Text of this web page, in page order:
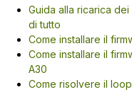
articoliGuida alla ricarica
di tutto
Come installare il
Come installare il
A30
Come risolvere il